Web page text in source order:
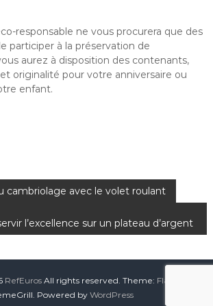
responsable ne vous procurera que des
participer à la préservation de
aurez à disposition des contenants,
originalité pour votre anniversaire ou
enfant.
cambriolage avec le volet roulant
l’excellence sur un plateau d’argent
RefEuros All rights reserved. Theme: Flash
Powered by WordPress